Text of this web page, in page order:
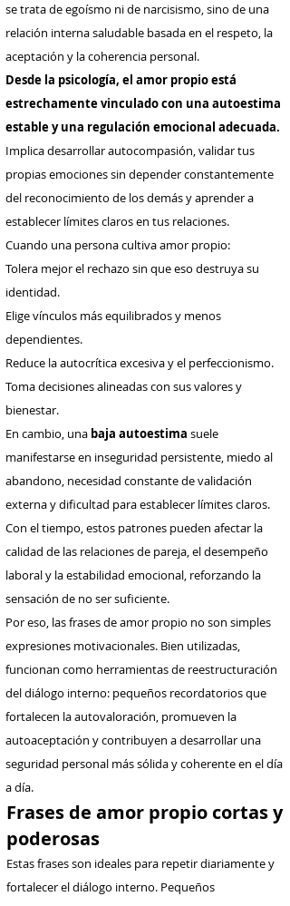
se trata de egoísmo ni de narcisismo, sino de una
relación interna saludable basada en el respeto, la
aceptación y la coherencia personal.
Desde la psicología, el amor propio está
estrechamente vinculado con una autoestima
estable y una regulación emocional adecuada.
Implica desarrollar autocompasión, validar tus
propias emociones sin depender constantemente
del reconocimiento de los demás y aprender a
establecer límites claros en tus relaciones.
Cuando una persona cultiva amor propio:
Tolera mejor el rechazo sin que eso destruya su
identidad.
Elige vínculos más equilibrados y menos
dependientes.
Reduce la autocrítica excesiva y el perfeccionismo.
Toma decisiones alineadas con sus valores y
bienestar.
En cambio, una baja autoestima suele
manifestarse en inseguridad persistente, miedo al
abandono, necesidad constante de validación
externa y dificultad para establecer límites claros.
Con el tiempo, estos patrones pueden afectar la
calidad de las relaciones de pareja, el desempeño
laboral y la estabilidad emocional, reforzando la
sensación de no ser suficiente.
Por eso, las frases de amor propio no son simples
expresiones motivacionales. Bien utilizadas,
funcionan como herramientas de reestructuración
del diálogo interno: pequeños recordatorios que
fortalecen la autovaloración, promueven la
autoaceptación y contribuyen a desarrollar una
seguridad personal más sólida y coherente en el día
a día.
Frases de amor propio cortas y
poderosas
Estas frases son ideales para repetir diariamente y
fortalecer el diálogo interno. Pequeños